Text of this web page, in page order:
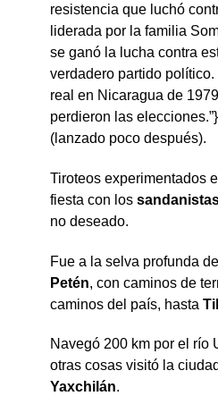
resistencia que luchó
liderada por la familia
se ganó la lucha contra
verdadero partido
real en Nicaragua de
perdieron las
(lanzado poco después).
Tiroteos experimentados
fiesta con los
no deseado.
Fue a la selva profunda de
Petén, con caminos de
caminos del país, hasta
Navegó 200 km por el río
otras cosas visitó la
Yaxchilán.